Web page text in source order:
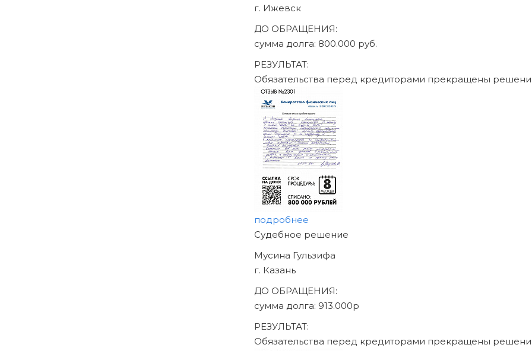
г. Ижевск
ДО ОБРАЩЕНИЯ:
сумма долга: 470.000 руб.
РЕЗУЛЬТАТ:
Обязательства перед кредиторами прекращены
подробнее
НАЧНИТЕ ИЗБАВЛЯТЬСЯ
ОТ ДОЛГОВ
УЖЕ СЕГОДНЯ!
Записаться на консультацию
Юридическое сопровождение по ФЗ «О